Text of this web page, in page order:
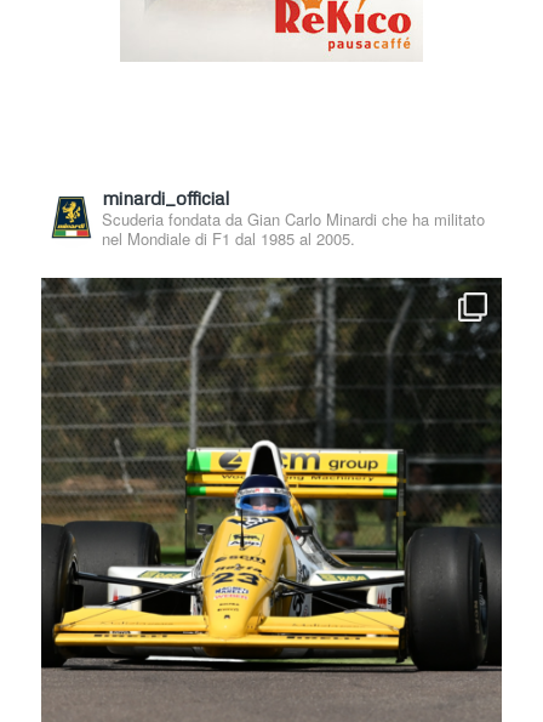
minardi_official
Scuderia fondata da Gian Carlo Minardi che ha militato
nel Mondiale di F1 dal 1985 al 2005.